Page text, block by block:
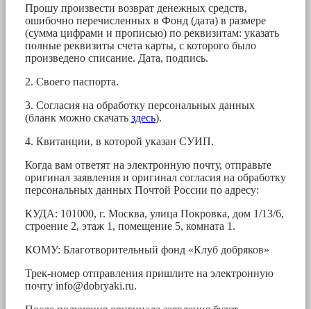
Прошу произвести возврат денежных средств,
ошибочно перечисленных в Фонд (дата) в размере
(сумма цифрами и прописью) по реквизитам: указать
полные реквизиты счета карты, с которого было
произведено списание. Дата, подпись.
2. Своего паспорта.
3. Согласия на обработку персональных данных
(бланк можно скачать здесь).
4. Квитанции, в которой указан СУИП.
Когда вам ответят на электронную почту, отправьте
оригинал заявления и оригинал согласия на обработку
персональных данных Почтой России по адресу:
КУДА: 101000, г. Москва, улица Покровка, дом 1/13/6,
строение 2, этаж 1, помещение 5, комната 1.
КОМУ: Благотворительный фонд «Клуб добряков»
Трек-номер отправления пришлите на электронную
почту info@dobryaki.ru.